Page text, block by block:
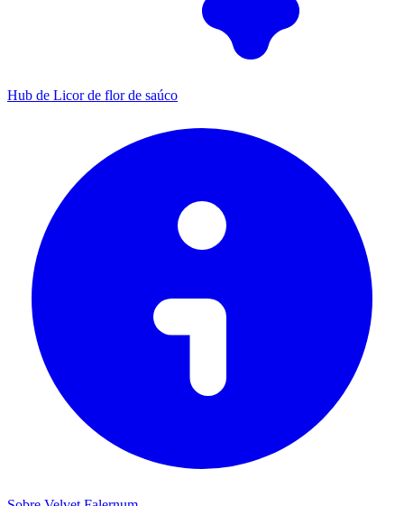
Hub de Licor de flor de saúco